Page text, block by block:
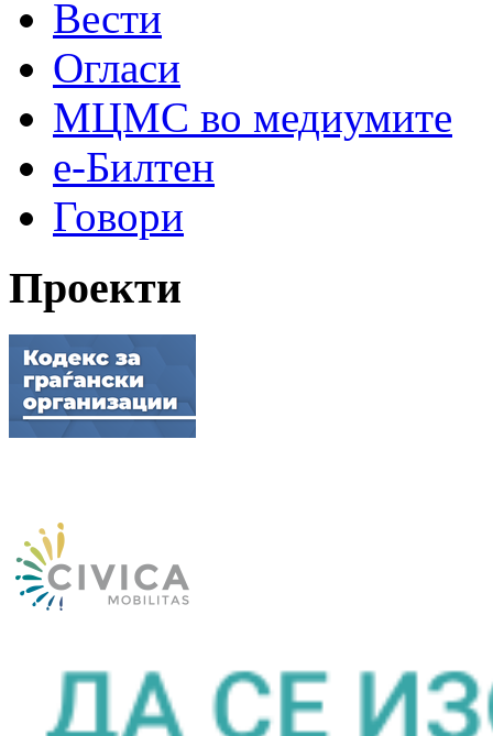
Вести
Огласи
МЦМС во медиумите
е-Билтен
Говори
Проекти